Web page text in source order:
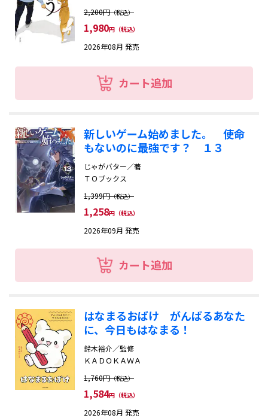
2,200円（税込）
1,980円（税込）
2026年08月 発売
カート追加
新しいゲーム始めました。 使命
もないのに最強です？ １３
じゃがバター／著
ＴＯブックス
1,399円（税込）
1,258円（税込）
2026年09月 発売
カート追加
はなまるおばけ がんばるあなた
に、今日もはなまる！
鈴木裕介／監修
ＫＡＤＯＫＡＷＡ
1,760円（税込）
1,584円（税込）
2026年08月 発売